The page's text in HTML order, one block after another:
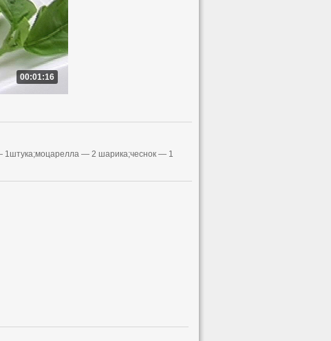
00:01:16
1штука;моцарелла — 2 шарика;чеснок — 1